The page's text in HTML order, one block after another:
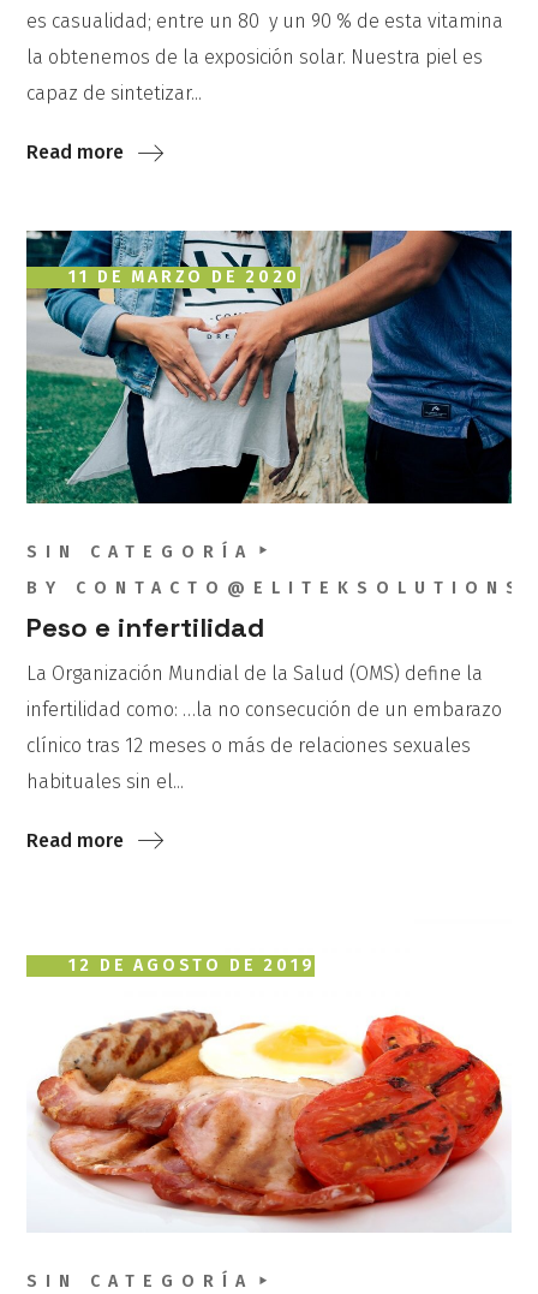
es casualidad; entre un 80 y un 90 % de esta vitamina
la obtenemos de la exposición solar. Nuestra piel es
capaz de sintetizar...
Read more
11 DE MARZO DE 2020
SIN CATEGORÍA
BY
Peso e infertilidad
La Organización Mundial de la Salud (OMS) define la
infertilidad como: …la no consecución de un embarazo
clínico tras 12 meses o más de relaciones sexuales
habituales sin el...
Read more
12 DE AGOSTO DE 2019
SIN CATEGORÍA